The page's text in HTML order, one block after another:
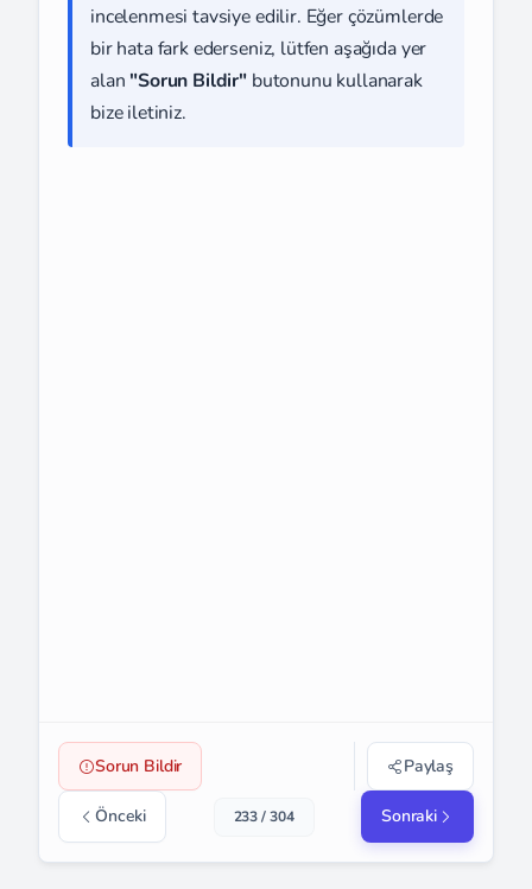
incelenmesi tavsiye edilir. Eğer çözümlerde
bir hata fark ederseniz, lütfen aşağıda yer
alan "Sorun Bildir" butonunu kullanarak
bize iletiniz.
Sorun Bildir Paylaş
Önceki 233 / 304 Sonraki